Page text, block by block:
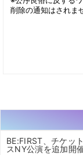
BE:FIRST、チケッ
スNY公演を追加開